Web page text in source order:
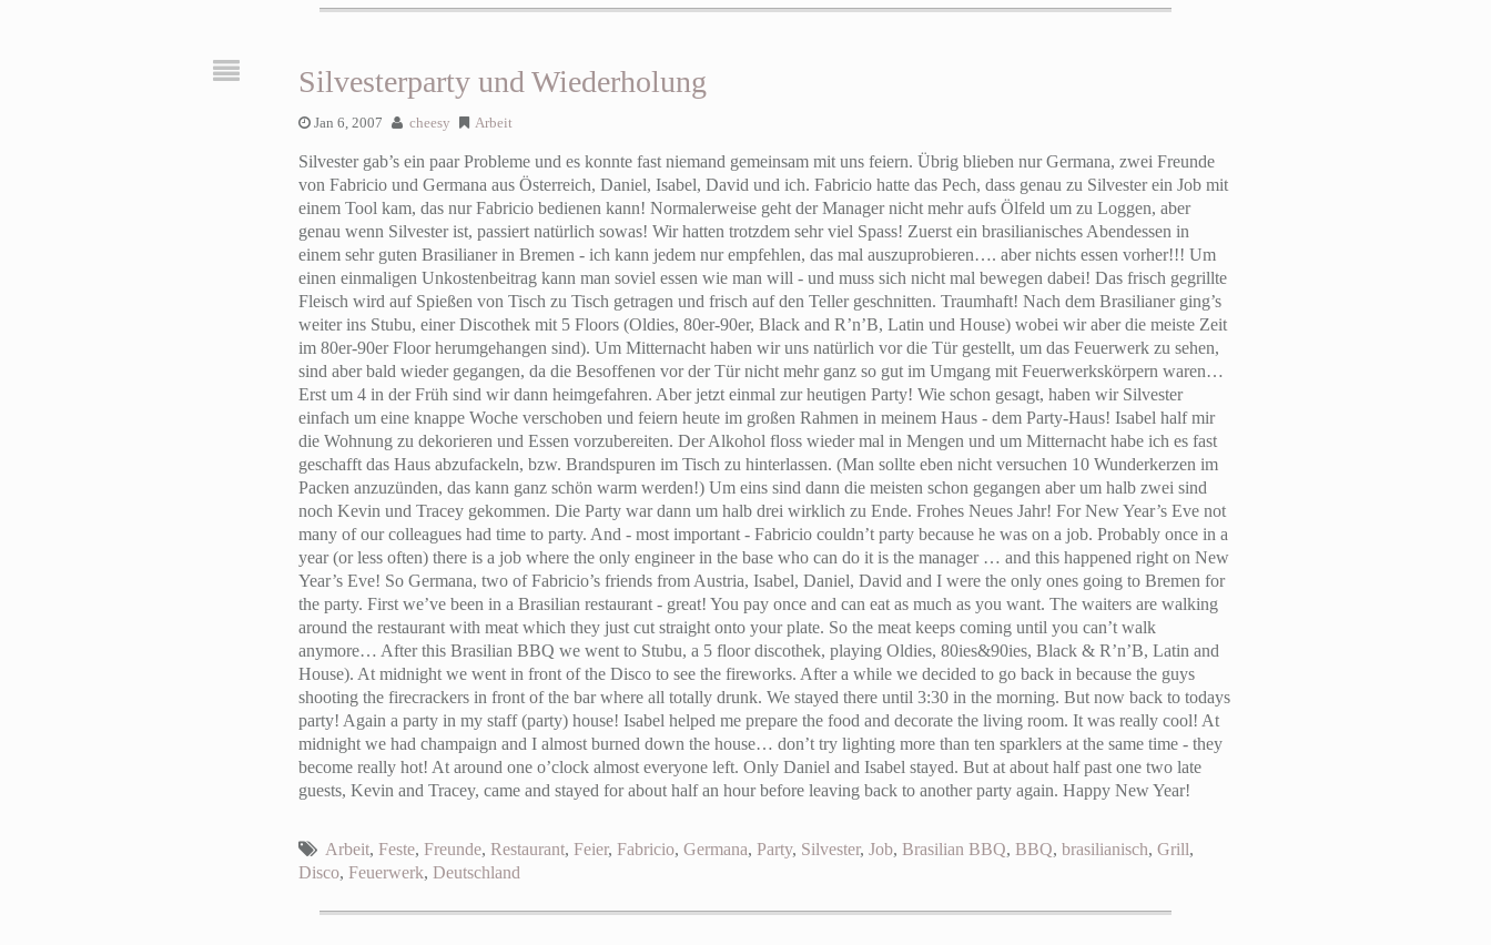
Silvesterparty und Wiederholung
Jan 6, 2007 cheesy Arbeit
Silvester gab’s ein paar Probleme und es konnte fast niemand gemeinsam mit uns feiern. Übrig blieben nur Germana, zwei Freunde
von Fabricio und Germana aus Österreich, Daniel, Isabel, David und ich. Fabricio hatte das Pech, dass genau zu Silvester ein Job mit
einem Tool kam, das nur Fabricio bedienen kann! Normalerweise geht der Manager nicht mehr aufs Ölfeld um zu Loggen, aber
genau wenn Silvester ist, passiert natürlich sowas! Wir hatten trotzdem sehr viel Spass! Zuerst ein brasilianisches Abendessen in
einem sehr guten Brasilianer in Bremen - ich kann jedem nur empfehlen, das mal auszuprobieren…. aber nichts essen vorher!!! Um
einen einmaligen Unkostenbeitrag kann man soviel essen wie man will - und muss sich nicht mal bewegen dabei! Das frisch gegrillte
Fleisch wird auf Spießen von Tisch zu Tisch getragen und frisch auf den Teller geschnitten. Traumhaft! Nach dem Brasilianer ging’s
weiter ins Stubu, einer Discothek mit 5 Floors (Oldies, 80er-90er, Black and R’n’B, Latin und House) wobei wir aber die meiste Zeit
im 80er-90er Floor herumgehangen sind). Um Mitternacht haben wir uns natürlich vor die Tür gestellt, um das Feuerwerk zu sehen,
sind aber bald wieder gegangen, da die Besoffenen vor der Tür nicht mehr ganz so gut im Umgang mit Feuerwerkskörpern waren…
Erst um 4 in der Früh sind wir dann heimgefahren. Aber jetzt einmal zur heutigen Party! Wie schon gesagt, haben wir Silvester
einfach um eine knappe Woche verschoben und feiern heute im großen Rahmen in meinem Haus - dem Party-Haus! Isabel half mir
die Wohnung zu dekorieren und Essen vorzubereiten. Der Alkohol floss wieder mal in Mengen und um Mitternacht habe ich es fast
geschafft das Haus abzufackeln, bzw. Brandspuren im Tisch zu hinterlassen. (Man sollte eben nicht versuchen 10 Wunderkerzen im
Packen anzuzünden, das kann ganz schön warm werden!) Um eins sind dann die meisten schon gegangen aber um halb zwei sind
noch Kevin und Tracey gekommen. Die Party war dann um halb drei wirklich zu Ende. Frohes Neues Jahr! For New Year’s Eve not
many of our colleagues had time to party. And - most important - Fabricio couldn’t party because he was on a job. Probably once in a
year (or less often) there is a job where the only engineer in the base who can do it is the manager … and this happened right on New
Year’s Eve! So Germana, two of Fabricio’s friends from Austria, Isabel, Daniel, David and I were the only ones going to Bremen for
the party. First we’ve been in a Brasilian restaurant - great! You pay once and can eat as much as you want. The waiters are walking
around the restaurant with meat which they just cut straight onto your plate. So the meat keeps coming until you can’t walk
anymore… After this Brasilian BBQ we went to Stubu, a 5 floor discothek, playing Oldies, 80ies&90ies, Black & R’n’B, Latin and
House). At midnight we went in front of the Disco to see the fireworks. After a while we decided to go back in because the guys
shooting the firecrackers in front of the bar where all totally drunk. We stayed there until 3:30 in the morning. But now back to todays
party! Again a party in my staff (party) house! Isabel helped me prepare the food and decorate the living room. It was really cool! At
midnight we had champaign and I almost burned down the house… don’t try lighting more than ten sparklers at the same time - they
become really hot! At around one o’clock almost everyone left. Only Daniel and Isabel stayed. But at about half past one two late
guests, Kevin and Tracey, came and stayed for about half an hour before leaving back to another party again. Happy New Year!
Arbeit, Feste, Freunde, Restaurant, Feier, Fabricio, Germana, Party, Silvester, Job, Brasilian BBQ, BBQ, brasilianisch, Grill,
Disco, Feuerwerk, Deutschland